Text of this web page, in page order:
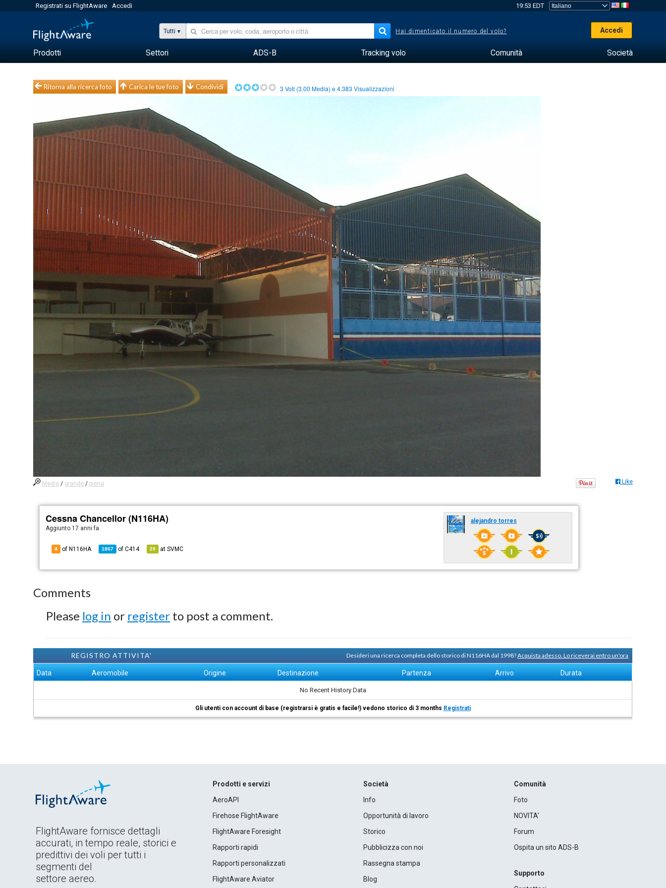
Registrati su FlightAware Accedi 19:53 EDT
Tutti Hai dimenticato il numero del volo? Accedi
Prodotti Settori ADS-B Tracking volo Comunità Società
Ritorna alla ricerca foto Carica le tue foto Condividi 3 Voti (3.00 Media) e4.383 Visualizzazioni
Media / grande / piena Like
Cessna Chancellor (N116HA)
Aggiunto 17 anni fa
4 of N116HA 1867 ofC414 29 atSVMC
alejandro torres
Comments
Please log in or register to post a comment.
REGISTRO ATTIVITA' Desideri una ricerca completa dello storico di N116HA dal 1998?Acquista adesso. Lo riceverai entro un'ora
Data Aeromobile Origine Destinazione Partenza Arrivo Durata
No Recent History Data
Gli utenti con account di base (registrarsi è gratis e facile!) vedono storico di 3 months Registrati
FlightAware fornisce dettagli
accurati, in tempo reale, storici e
predittivi dei voli per tutti i
segmenti del
settore aereo.
Prodotti e servizi
AeroAPI
Firehose FlightAware
FlightAware Foresight
Rapporti rapidi
Rapporti personalizzati
FlightAware Aviator
Società
Info
Opportunità di lavoro
Storico
Pubblicizza con noi
Rassegna stampa
Blog
Comunità
Foto
NOVITA'
Forum
Ospita un sito ADS-B
Supporto